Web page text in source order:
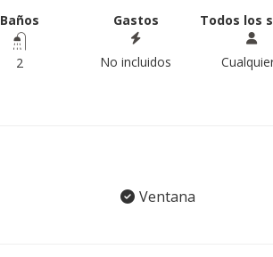
Baños
2
Gastos
No incluidos
Todos los
Ventana